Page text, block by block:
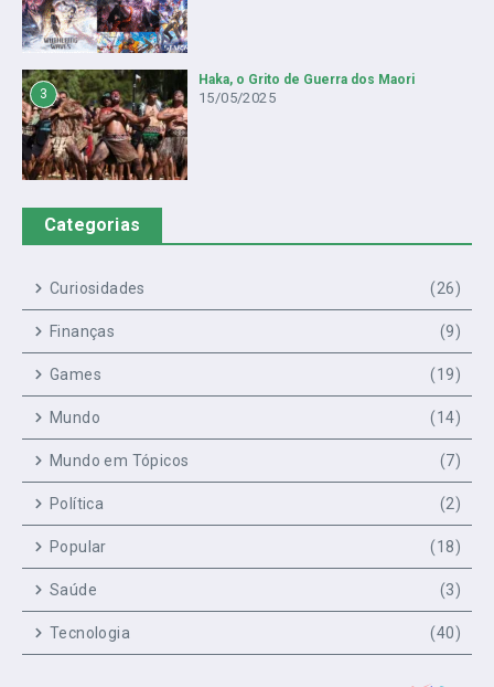
3
Haka, o Grito de Guerra dos Maori
15/05/2025
Categorias
Curiosidades (26)
Finanças (9)
Games (19)
Mundo (14)
Mundo em Tópicos (7)
Política (2)
Popular (18)
Saúde (3)
Tecnologia (40)